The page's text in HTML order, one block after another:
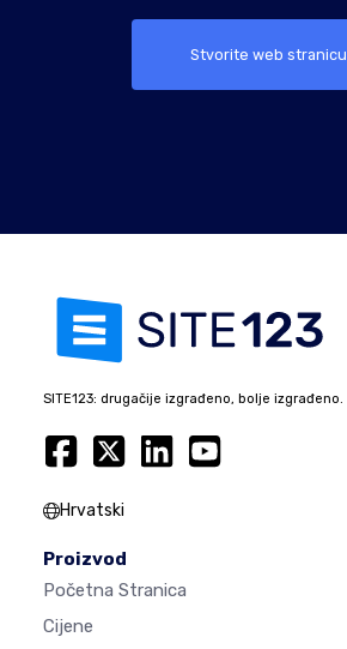
Stvorite web stranicu
SITE123: drugačije izgrađeno, bolje izgrađeno.
Hrvatski
Proizvod
Početna Stranica
Cijene